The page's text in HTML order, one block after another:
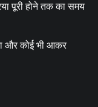
पूरी होने तक का समय
और कोई भी आकर